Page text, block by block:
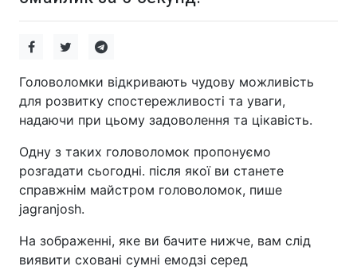
Головоломки відкривають чудову можливість
для розвитку спостережливості та уваги,
надаючи при цьому задоволення та цікавість.
Одну з таких головоломок пропонуємо
розгадати сьогодні. після якої ви станете
справжнім майстром головоломок, пише
jagranjosh.
На зображенні, яке ви бачите нижче, вам слід
виявити сховані сумні емодзі серед